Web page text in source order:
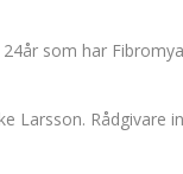
24år som har
Larsson. Rådgivare